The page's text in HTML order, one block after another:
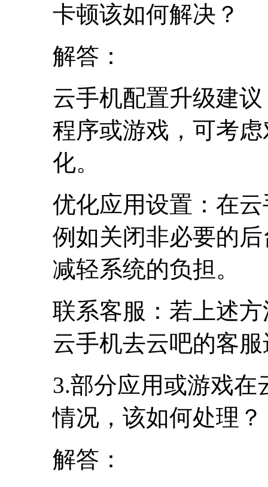
卡顿该如何解决？
解答：
云手机配置升级建
程序或游戏，可考
化。
优化应用设置：在
例如关闭非必要的
减轻系统的负担。
联系客服：若上述
云手机去云吧的客
3.部分应用或游戏
情况，该如何处理？
解答：